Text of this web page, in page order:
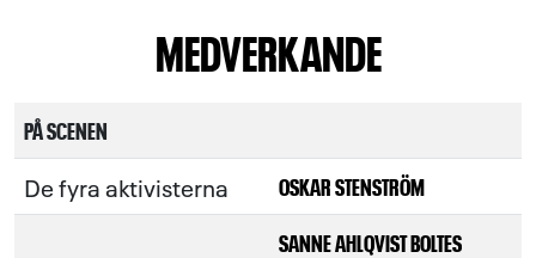
MEDVERKANDE
PÅ SCENEN
De fyra aktivisterna
OSKAR STENSTRÖM
SANNE AHLQVIST BOLTES